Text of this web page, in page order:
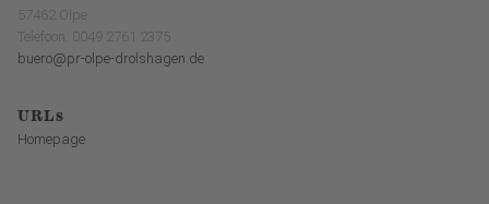
57462 Olpe
Telefoon: 0049 2761 2375
buero@pr-olpe-drolshagen.de
URLs
Homepage